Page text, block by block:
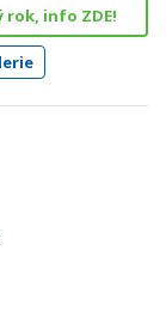
rok, info ZDE!